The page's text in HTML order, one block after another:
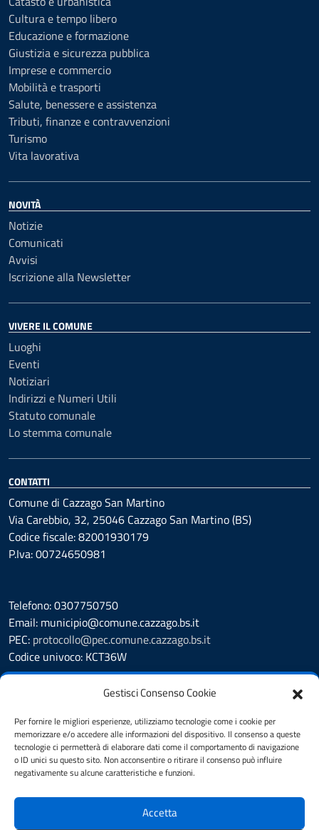
Gestisci Consenso Cookie
Per fornire le migliori esperienze, utilizziamo tecnologie come i cookie per
memorizzare e/o accedere alle informazioni del dispositivo. Il consenso a queste
tecnologie ci permetterà di elaborare dati come il comportamento di navigazione
o ID unici su questo sito. Non acconsentire o ritirare il consenso può influire
negativamente su alcune caratteristiche e funzioni.
Accetta
Cultura e tempo libero
Educazione e formazione
Giustizia e sicurezza pubblica
Imprese e commercio
Mobilità e trasporti
Salute, benessere e assistenza
Tributi, finanze e contravvenzioni
Turismo
Vita lavorativa
NOVITÀ
Notizie
Comunicati
Avvisi
Iscrizione alla Newsletter
VIVERE IL COMUNE
Luoghi
Eventi
Notiziari
Indirizzi e Numeri Utili
Statuto comunale
Lo stemma comunale
CONTATTI
Comune di Cazzago San Martino
Via Carebbio, 32, 25046 Cazzago San Martino (BS)
Codice fiscale: 82001930179
P.Iva: 00724650981
Telefono: 0307750750
Email: municipio@comune.cazzago.bs.it
PEC: protocollo@pec.comune.cazzago.bs.it
Codice univoco: KCT36W
Segnalazione disservizio
Richiesta Assistenza
Amministrazione Trasparente
Albo Pretorio
Cookie Policy
Dichiarazione di accessibilità
Obiettivi di accessibilità